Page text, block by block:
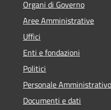
Organi di Governo
Aree Amministrative
Uffici
Enti e fondazioni
Politici
Personale Amministrativo
Documenti e dati